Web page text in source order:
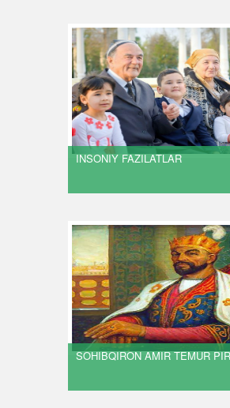
INSONIY FAZILATLAR
SOHIBQIRON AMIR TEMUR